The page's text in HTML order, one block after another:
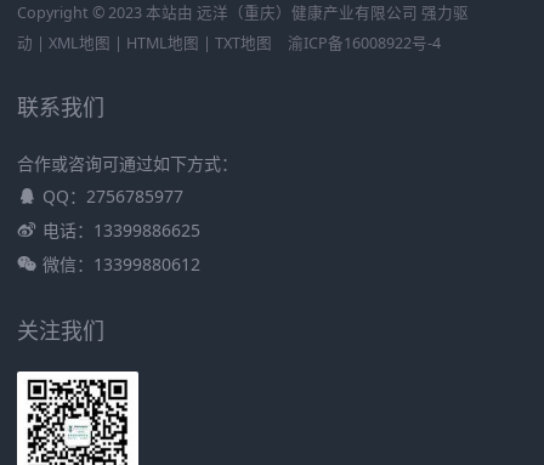
Copyright © 2023 本站由 远洋（重庆）健康产业有限公司 强力驱
动 | XML地图 | HTML地图 | TXT地图 渝ICP备16008922号-4
联系我们
合作或咨询可通过如下方式：
QQ：2756785977
电话：13399886625
微信：13399880612
关注我们